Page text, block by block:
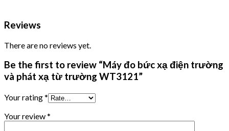
Reviews
There are no reviews yet.
Be the first to review “Máy đo bức xạ điện trường
và phát xạ từ trường WT3121”
Your rating*
Your review*